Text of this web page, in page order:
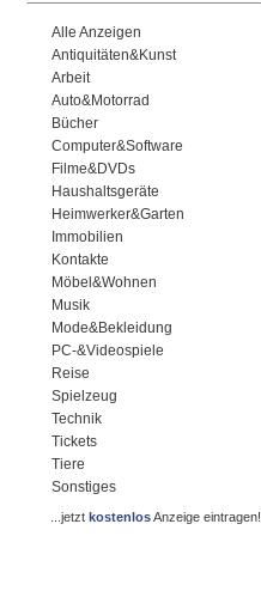
Alle Anzeigen
Antiquitäten&Kunst
Arbeit
Auto&Motorrad
Bücher
Computer&Software
Filme&DVDs
Haushaltsgeräte
Heimwerker&Garten
Immobilien
Kontakte
Möbel&Wohnen
Musik
Mode&Bekleidung
PC-&Videospiele
Reise
Spielzeug
Technik
Tickets
Tiere
Sonstiges
...jetztkostenlosAnzeige eintragen!